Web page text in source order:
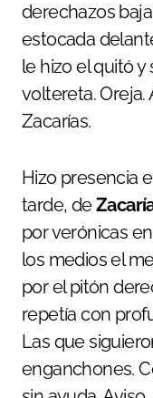
derechazos
estocada
le hizo el quitó
voltereta. Oreja.
Zacarías.
Hizo presencia
tarde, de
por verónicas
los medios el
por el pitón
repetía con
Las que
enganchones.